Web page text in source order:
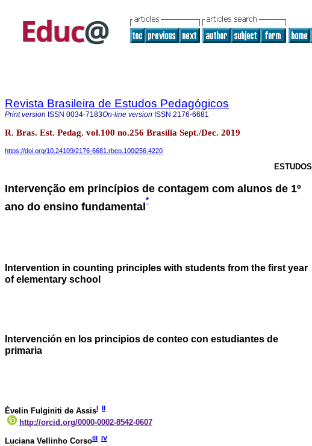
Revista Brasileira de Estudos Pedagógicos
Print version ISSN 0034-7183On-line version ISSN 2176-6681
R. Bras. Est. Pedag. vol.100 no.256 Brasília Sept./Dec. 2019
https://doi.org/10.24109/2176-6681.rbep.100i256.4220
ESTUDOS
Intervenção em princípios de contagem com alunos de 1º
ano do ensino fundamental
*
Intervention in counting principles with students from the first year
of elementary school
Intervención en los principios de conteo con estudiantes de
primaria
Évelin Fulginiti de AssisI II
http://orcid.org/0000-0002-8542-0607
Luciana Vellinho CorsoIII IV